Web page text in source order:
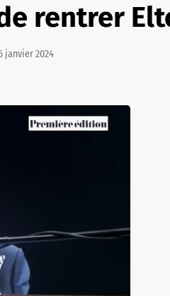
rentrer
janvier 2024